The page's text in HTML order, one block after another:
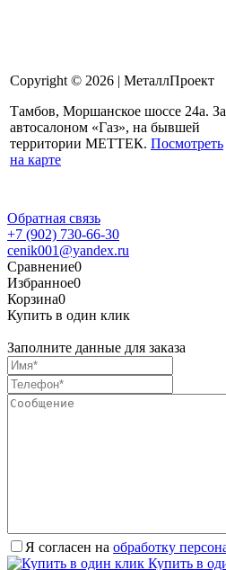
Copyright © 2026 | МеталлПроект
Тамбов, Моршанское шоссе 24а. За
автосалоном «Газ», на бывшей
территории МЕТТЕК. Посмотреть
на карте
Обратная связь
+7 (902) 730-66-30
cenik001@yandex.ru
Сравнение0
Избранное0
Корзина0
Купить в один клик
Заполните данные для заказа
Я согласен на обработку
Купить в